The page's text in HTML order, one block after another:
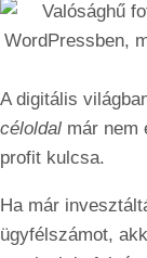
A digitális
céloldal már nem
profit kulcsa.
Ha már
ügyfélszámot,